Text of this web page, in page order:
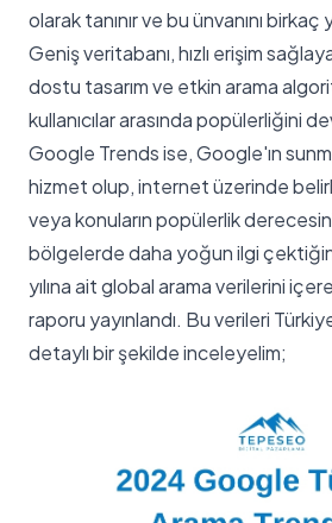
olarak tanınır ve bu ünvanını birkaç
Geniş veritabanı, hızlı erişim
dostu tasarım ve etkin arama
kullanıcılar arasında popülerliğini
Google Trends ise, Google'ın
hizmet olup, internet üzerinde
veya konuların popülerlik
bölgelerde daha yoğun ilgi
yılına ait global arama verilerini
raporu yayınlandı. Bu verileri
detaylı bir şekilde inceleyelim;